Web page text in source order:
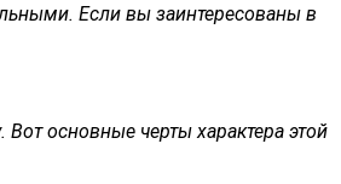
Если вы заинтересованы в
основные черты характера этой